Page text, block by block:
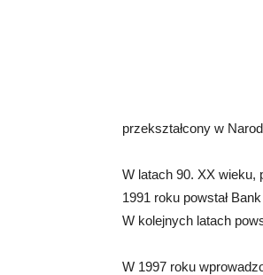
przekształcony w
W latach 90. XX wieku,
1991 roku powstał
W kolejnych latach
W 1997 roku